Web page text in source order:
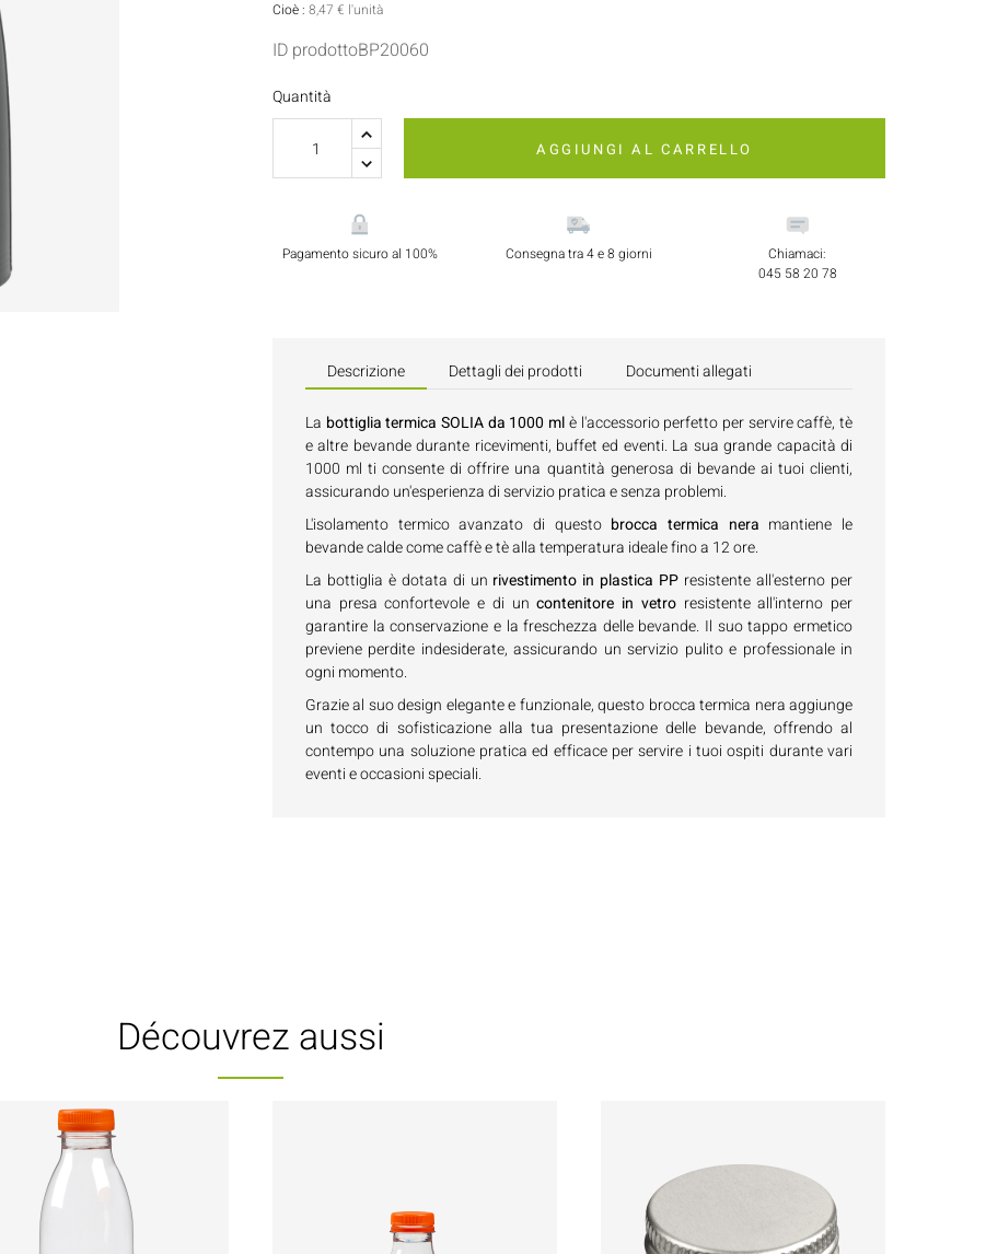
Porta Salse E Condimenti
Tovaglioli
Flaconi E Bottiglie
Pasticceria
Cioè : 8,47 € l'unità
ID prodottoBP20060
Quantità
AGGIUNGI AL CARRELLO
Pagamento sicuro al 100% Consegna tra 4 e 8 giorni
Chiamaci:
045 58 20 78
Descrizione Dettagli dei prodotti Documenti allegati
La bottiglia termica SOLIA da 1000 mlè l'accessorio perfetto per servire caffè, tè
e altre bevande durante ricevimenti, buffet ed eventi. La sua grande capacità di
1000 ml ti consente di offrire una quantità generosa di bevande ai tuoi clienti,
assicurando un'esperienza di servizio pratica e senza problemi.
L'isolamento termico avanzato di questo brocca termica nera mantiene le
bevande calde come caffè e tè alla temperatura ideale fino a 12 ore.
La bottiglia è dotata di un rivestimento in plastica PP resistente all'esterno per
una presa confortevole e di un contenitore in vetroresistente all'interno per
garantire la conservazione e la freschezza delle bevande. Il suo tappo ermetico
previene perdite indesiderate, assicurando un servizio pulito e professionale in
ogni momento.
Grazie al suo design elegante e funzionale, questo brocca termica nera aggiunge
un tocco di sofisticazione alla tua presentazione delle bevande, offrendo al
contempo una soluzione pratica ed efficace per servire i tuoi ospiti durante vari
eventi e occasioni speciali.
Découvrez aussi